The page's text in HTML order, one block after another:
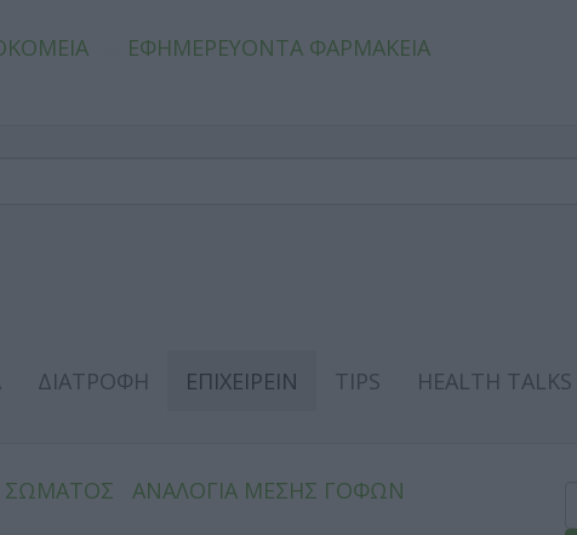
ΕΦΗΜΕΡΕΥΟΝΤΑ ΦΑΡΜΑΚΕΙΑ
ΔΙΑΤΡΟΦΗ ΕΠΙΧΕΙΡΕΙΝ TIPS
HEALTH TALKS
ΣΩΜΑΤΟΣ
ΑΝΑΛΟΓΙΑ ΜΕΣΗΣ ΓΟΦΩΝ